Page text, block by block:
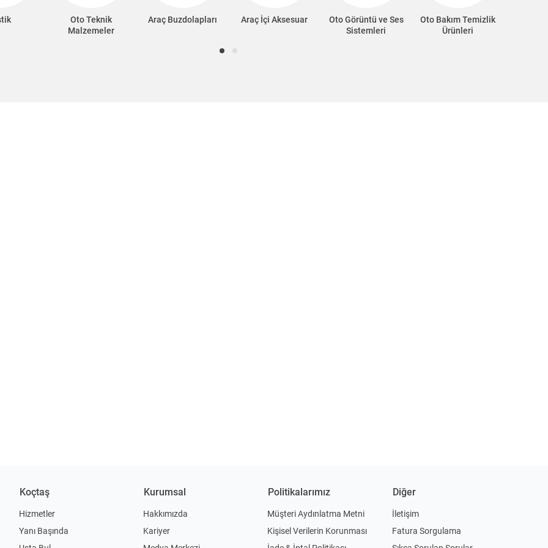
Oto Teknik
Malzemeler
Araç Buzdolapları Araç İçi Aksesuar
Oto Görüntü ve Ses
Sistemleri
Oto Bakım Temizlik
Ürünleri
Koçtaş
Hizmetler
Yanı Başında
Kurumsal
Hakkımızda
Kariyer
Politikalarımız
Müşteri Aydınlatma Metni
Kişisel Verilerin Korunması
Diğer
İletişim
Fatura Sorgulama